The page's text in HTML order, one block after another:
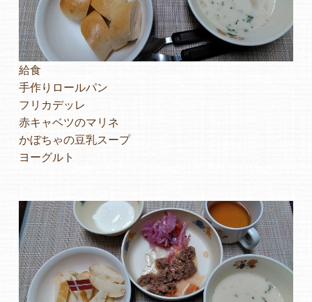
在園児保護者の方へ
よくあるご質問
ヒーローズ保育園
ヒーローズきっず園田
給食
手作りロールパン
フリカデッレ
赤キャベツのマリネ
かぼちゃの豆乳スープ
ヨーグルト